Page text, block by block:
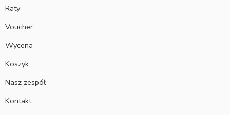
Raty
Voucher
Wycena
Koszyk
Nasz zespół
Kontakt